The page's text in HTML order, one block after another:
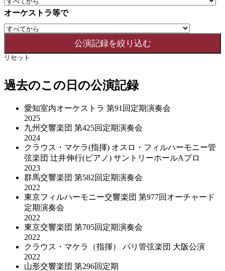
オーケストラ等で
リセット
過去のこの日の公演記録
愛知室内オーケストラ 第91回定期演奏会
2025
九州交響楽団 第425回定期演奏会
2024
クラウス・マケラ(指揮) オスロ・フィルハーモニー管
弦楽団 辻井伸行(ピアノ) サントリーホールAプロ
2023
群馬交響楽団 第582回定期演奏会
2022
東京フィルハーモニー交響楽団 第977回オーチャード
定期演奏会
2022
東京交響楽団 第705回定期演奏会
2022
クラウス・マケラ（指揮） パリ管弦楽団 大阪公演
2022
山形交響楽団 第296回定期